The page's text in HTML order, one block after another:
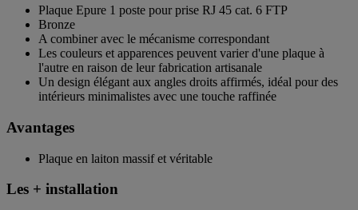
Plaque Epure 1 poste pour prise RJ 45 cat. 6 FTP
Bronze
A combiner avec le mécanisme correspondant
Les couleurs et apparences peuvent varier d'une plaque à
l'autre en raison de leur fabrication artisanale
Un design élégant aux angles droits affirmés, idéal pour des
intérieurs minimalistes avec une touche raffinée
Avantages
Plaque en laiton massif et véritable
Les + installation